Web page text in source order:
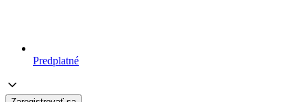
Predplatné